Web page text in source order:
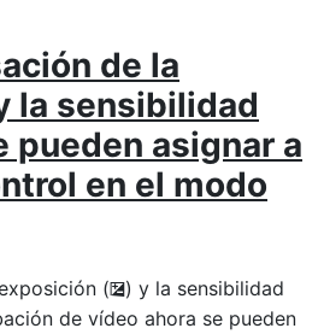
de la
la sensibilidad
pueden asignar a
en el modo
(E ) y la sensibilidad
de vídeo ahora se pueden